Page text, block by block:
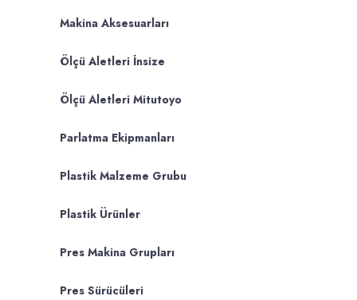
Makina Aksesuarları
Ölçü Aletleri İnsize
Ölçü Aletleri Mitutoyo
Parlatma Ekipmanları
Plastik Malzeme Grubu
Plastik Ürünler
Pres Makina Grupları
Pres Sürücüleri